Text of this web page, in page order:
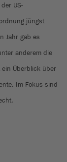
US-
jüngst
Jahr gab es
anderem die
ein Überblick über
Im Fokus sind